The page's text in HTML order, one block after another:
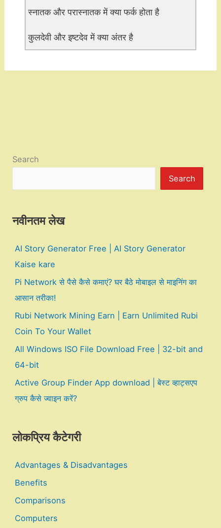
स्नातक और परास्नातक में क्या फर्क होता है
कुलदेवी और इष्टदेव में क्या अंतर है
Search
Search
नवीनतम लेख
AI Story Generator Free | AI Story Generator
Kaise kare
Pi Network से पैसे कैसे कमाएं? घर बैठे मोबाइल से माइनिंग का
आसान तरीका!
Rubi Network Mining Earn | Earn Unlimited Rubi
Coin To Your Wallet
All Windows ISO File Download Free | 32-bit and
64-bit
Active Group Finder App download | बेस्ट व्हाट्सएप
ग्रुप कैसे ज्वाइन करें?
लोकप्रिय कैटेगरी
Advantages & Disadvantages
Benefits
Comparisons
Computers